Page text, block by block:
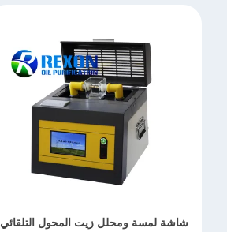
شاشة لمسة ومحلل زيت المحول التلقائي